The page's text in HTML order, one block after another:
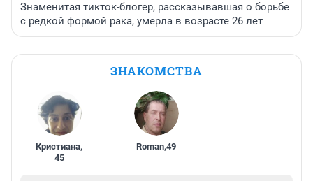
Знаменитая тикток-блогер, рассказывавшая о борьбе
с редкой формой рака, умерла в возрасте 26 лет
ЗНАКОМСТВА
Кристиана,
45
Roman,49